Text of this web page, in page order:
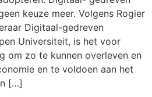
keuze meer. Volgens Rogier
Digitaal-gedreven
Universiteit, is het voor
om zo te kunnen overleven en
en te voldoen aan het
[…]